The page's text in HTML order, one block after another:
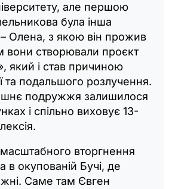
але першою
була інша
Олена, з якою він прожив
вони створювали проєкт
який і став причиною
та подальшого розлучення.
подружжя залишилося
і спільно виховує 13-
вторгнення
в окупованій Бучі, де
Саме там Євген